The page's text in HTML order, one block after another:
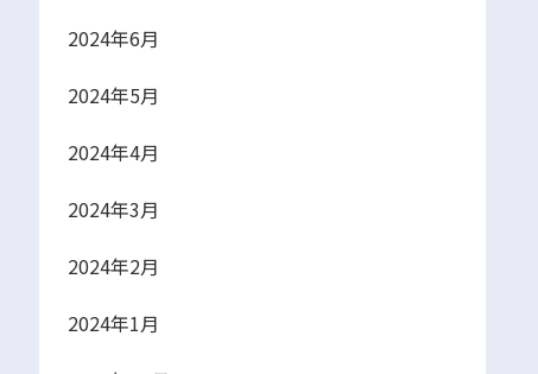
2024年6月
2024年5月
2024年4月
2024年3月
2024年2月
2024年1月